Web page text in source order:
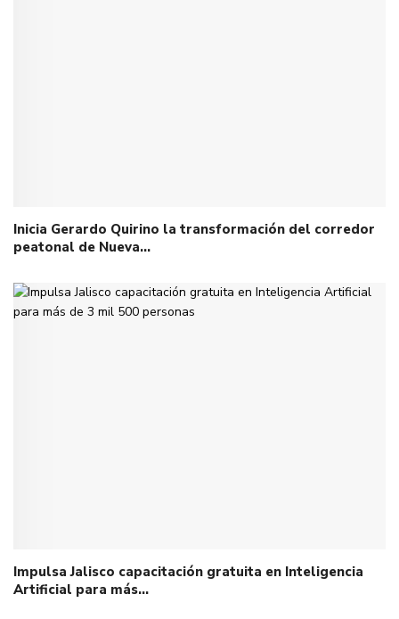
Inicia Gerardo Quirino la transformación del corredor
peatonal de Nueva…
Impulsa Jalisco capacitación gratuita en Inteligencia
Artificial para más…